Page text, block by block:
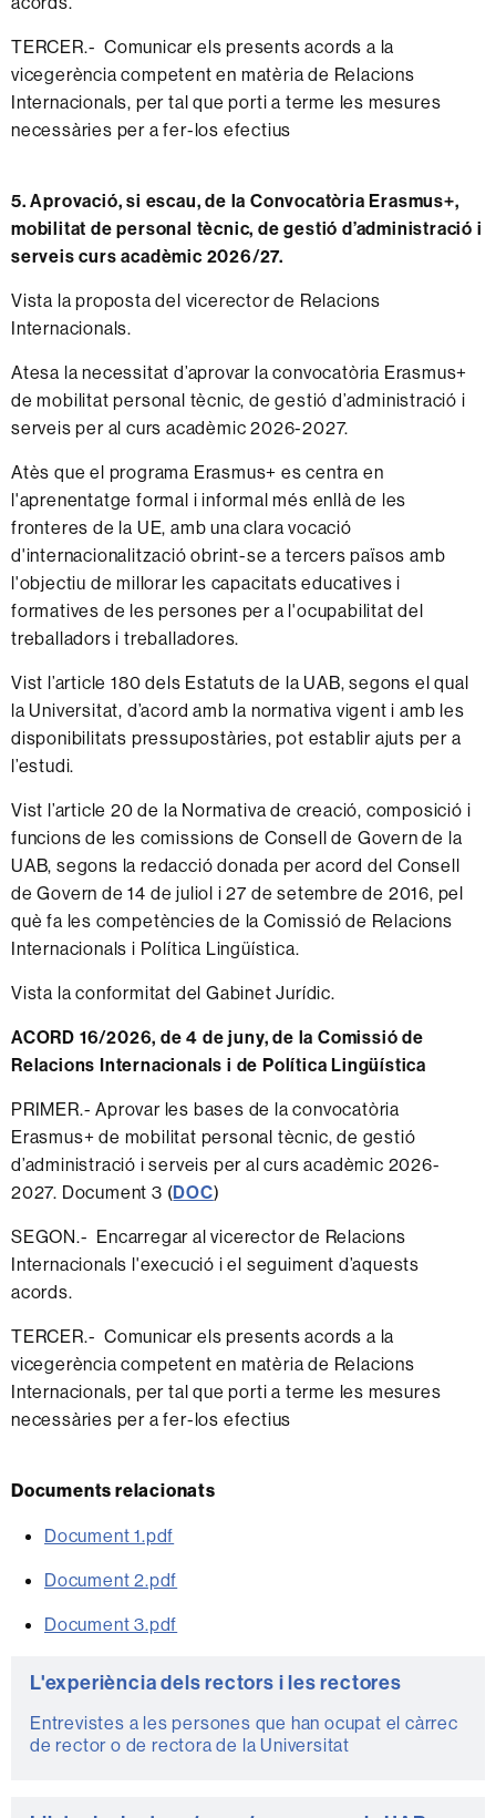
TERCER.- Comunicar els presents acords a la
vicegerència competent en matèria de Relacions
Internacionals, per tal que porti a terme les mesures
necessàries per a fer-los efectius
5. Aprovació, si escau, de la Convocatòria Erasmus+,
mobilitat de personal tècnic, de gestió d’administració i
serveis curs acadèmic 2026/27.
Vista la proposta del vicerector de Relacions
Internacionals.
Atesa la necessitat d’aprovar la convocatòria Erasmus+
de mobilitat personal tècnic, de gestió d’administració i
serveis per al curs acadèmic 2026-2027.
Atès que el programa Erasmus+ es centra en
l'aprenentatge formal i informal més enllà de les
fronteres de la UE, amb una clara vocació
d'internacionalització obrint-se a tercers països amb
l'objectiu de millorar les capacitats educatives i
formatives de les persones per a l'ocupabilitat del
treballadors i treballadores.
Vist l’article 180 dels Estatuts de la UAB, segons el qual
la Universitat, d’acord amb la normativa vigent i amb les
disponibilitats pressupostàries, pot establir ajuts per a
l’estudi.
Vist l’article 20 de la Normativa de creació, composició i
funcions de les comissions de Consell de Govern de la
UAB, segons la redacció donada per acord del Consell
de Govern de 14 de juliol i 27 de setembre de 2016, pel
què fa les competències de la Comissió de Relacions
Internacionals i Política Lingüística.
Vista la conformitat del Gabinet Jurídic.
ACORD 16/2026, de 4 de juny, de la Comissió de
Relacions Internacionals i de Política Lingüística
PRIMER.- Aprovar les bases de la convocatòria
Erasmus+ de mobilitat personal tècnic, de gestió
d’administració i serveis per al curs acadèmic 2026-
2027. Document 3 (DOC)
SEGON.- Encarregar al vicerector de Relacions
Internacionals l'execució i el seguiment d’aquests
acords.
TERCER.- Comunicar els presents acords a la
vicegerència competent en matèria de Relacions
Internacionals, per tal que porti a terme les mesures
necessàries per a fer-los efectius
Documents relacionats
Document 1.pdf
Document 2.pdf
Document 3.pdf
Informació
complementària
L'experiència dels rectors i les rectores
Entrevistes a les persones que han ocupat el càrrec
de rector o de rectora de la Universitat